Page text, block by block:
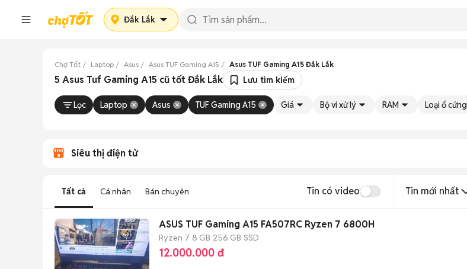
Đắk Lắk
Chợ Tốt Laptop Asus Asus TUF Gaming A15 Asus TUF Gaming A15 Đắk Lắk
5 Asus Tuf Gaming A15 cũ tốt Đắk Lắk Lưu tìm kiếm
Lọc Laptop Asus TUF Gaming A15 Giá Bộ vi xử lý RAM Loại ổ cứng
Siêu thị điện tử
Tất cả Cá nhân Bán chuyên Tin có video Tin mới nhất
ASUS TUF Gaming A15 FA507RC Ryzen 7 6800H
Ryzen 7 8 GB 256 GB SSD
12.000.000 đ